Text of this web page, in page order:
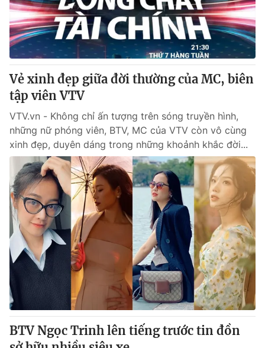
Sản phẩm
Thị trường
Tư vấn
Lịch phát sóng
Chuyên mục khác
Emagazine
Photo Infographic
Video Shorts video
VTV Money VTV Thể thao
VTV Sức khoẻ Bất động sản
Thị trường 24h Tấm lòng Việt
VTV4 Vươn mình bằng AI
VTV9 VTV8
Vẻ xinh đẹp giữa đời thường của MC, biên
tập viên VTV
VTV.vn - Không chỉ ấn tượng trên sóng truyền hình,
những nữ phóng viên, BTV, MC của VTV còn vô cùng
xinh đẹp, duyên dáng trong những khoảnh khắc đời...
BTV Ngọc Trinh lên tiếng trước tin đồn